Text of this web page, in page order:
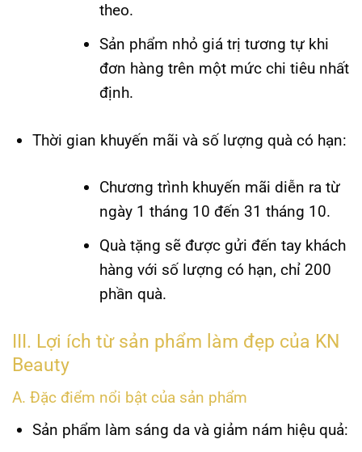
theo.
Sản phẩm nhỏ giá trị tương tự khi
đơn hàng trên một mức chi tiêu nhất
định.
Thời gian khuyến mãi và số lượng quà có hạn:
Chương trình khuyến mãi diễn ra từ
ngày 1 tháng 10 đến 31 tháng 10.
Quà tặng sẽ được gửi đến tay khách
hàng với số lượng có hạn, chỉ 200
phần quà.
III. Lợi ích từ sản phẩm làm đẹp của KN
Beauty
A. Đặc điểm nổi bật của sản phẩm
Sản phẩm làm sáng da và giảm nám hiệu quả: